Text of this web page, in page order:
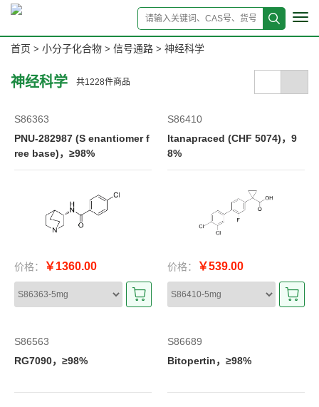
首页 > 小分子化合物 > 信号通路 > 神经科学
神经科学 共1228件商品
S86363
PNU-282987 (S enantiomer f
ree base)，≥98%
价格： ￥1360.00
S86410
Itanapraced (CHF 5074)，9
8%
价格： ￥539.00
S86563
RG7090，≥98%
S86689
Bitopertin，≥98%